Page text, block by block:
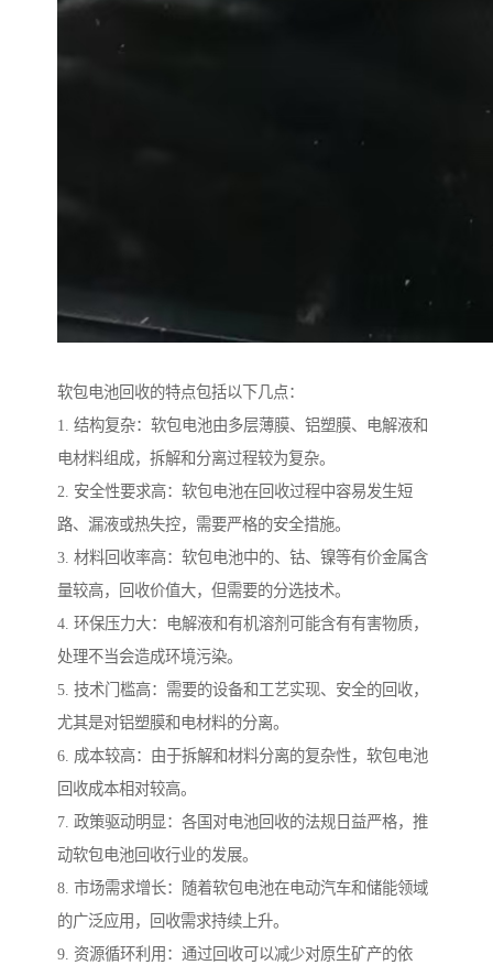
软包电池回收的特点包括以下几点：
1. 结构复杂：软包电池由多层薄膜、铝塑膜、电解液和
电材料组成，拆解和分离过程较为复杂。
2. 安全性要求高：软包电池在回收过程中容易发生短
路、漏液或热失控，需要严格的安全措施。
3. 材料回收率高：软包电池中的、钴、镍等有价金属含
量较高，回收价值大，但需要的分选技术。
4. 环保压力大：电解液和有机溶剂可能含有有害物质，
处理不当会造成环境污染。
5. 技术门槛高：需要的设备和工艺实现、安全的回收，
尤其是对铝塑膜和电材料的分离。
6. 成本较高：由于拆解和材料分离的复杂性，软包电池
回收成本相对较高。
7. 政策驱动明显：各国对电池回收的法规日益严格，推
动软包电池回收行业的发展。
8. 市场需求增长：随着软包电池在电动汽车和储能领域
的广泛应用，回收需求持续上升。
9. 资源循环利用：通过回收可以减少对原生矿产的依